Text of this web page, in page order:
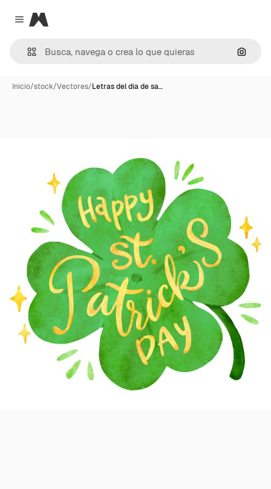
Close menu
Magnific
Inicio/stock/Vectores/Letras del día de sa…